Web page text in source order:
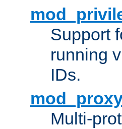
Support
running
IDs.
Multi-